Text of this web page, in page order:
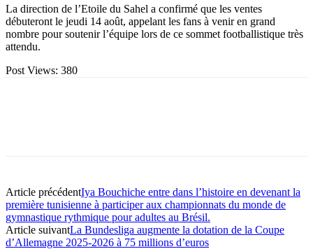
La direction de l’Etoile du Sahel a confirmé que les ventes
débuteront le jeudi 14 août, appelant les fans à venir en grand
nombre pour soutenir l’équipe lors de ce sommet footballistique très
attendu.
Post Views: 380
Article précédentIya Bouchiche entre dans l’histoire en devenant la
première tunisienne à participer aux championnats du monde de
gymnastique rythmique pour adultes au Brésil.
Article suivantLa Bundesliga augmente la dotation de la Coupe
d’Allemagne 2025-2026 à 75 millions d’euros